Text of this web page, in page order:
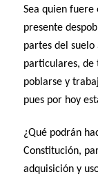
Sea quien fuere
presente
partes del
particulares, de
poblarse y
pues por hoy
¿Qué podrán
Constitución,
adquisición y